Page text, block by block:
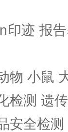
印迹 报
物 小鼠
检测 遗
安全检